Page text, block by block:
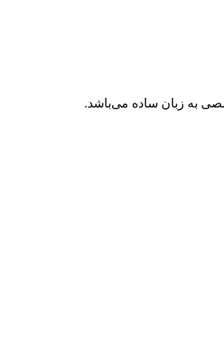
به زبان ساده می‌باشد.